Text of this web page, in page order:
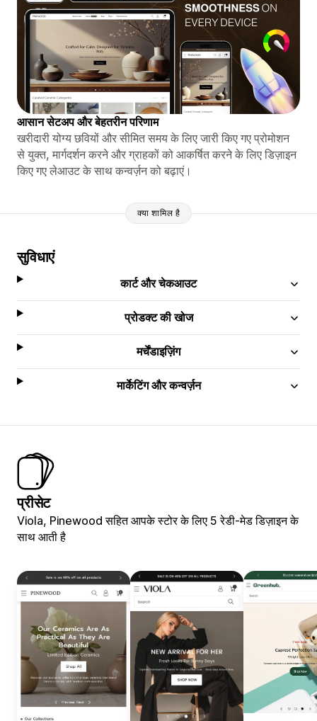
आसान सेटअप और बेहतरीन परिणाम
खरीदारी योग्य छवियों और सीमित समय के लिए जारी किए गए प्रोमोशन
से युक्त, मार्गदर्शन करने और ग्राहकों को आकर्षित करने के लिए डिज़ाइन
किए गए लेआउट के साथ कन्वर्ज़न को बढ़ाएं।
क्या शामिल है
सुविधाएं
कार्ट और चेकआउट
प्रोडक्ट की खोज
मर्चेंडाइज़िंग
मार्केटिंग और कन्वर्ज़न
प्रीसेट
Viola, Pinewood सहित आपके स्टोर के लिए 5 रेडी-मेड डिज़ाइन के
साथ आती है